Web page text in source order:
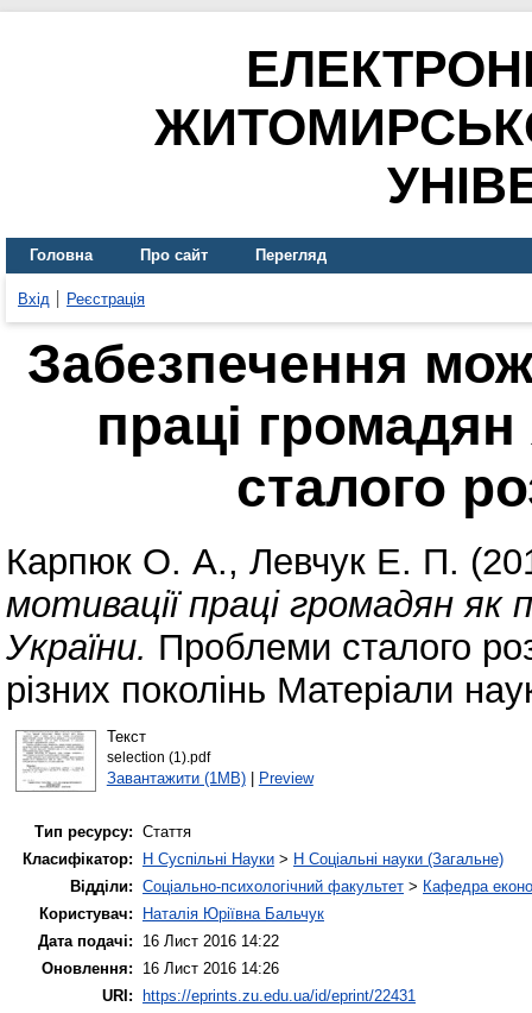
Головна Про сайт Перегляд
Вхід Реєстрація
Забезпечення
праці громадян
сталого
Карпюк О. А., Левчук Е. П.
мотивації праці громадян
України. Проблеми сталого
різних поколінь Матеріали
Текст
selection (1).pdf
Завантажити (1MB)| Preview
Тип ресурсу: Стаття
Класифікатор:
H Суспільні Науки > H Соціальні науки (Загальне)
Відділи: Соціально-психологічний факультет > Кафедра
Користувач:
Наталія Юріївна Бальчук
Дата подачі:
16 Лист 2016 14:22
Оновлення:
16 Лист 2016 14:26
URI:
https://eprints.zu.edu.ua/id/eprint/22431